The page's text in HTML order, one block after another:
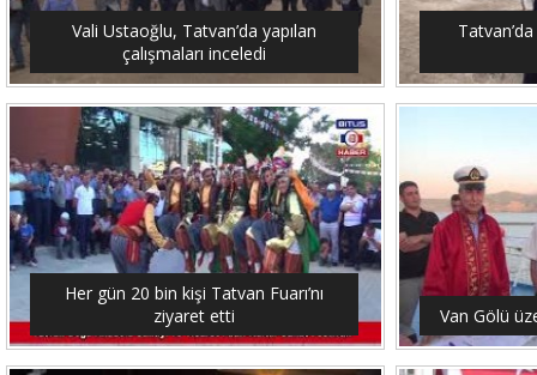
Vali Ustaoğlu, Tatvan’da yapılan
çalışmaları inceledi
Her gün 20 bin kişi Tatvan Fuarı’nı
ziyaret etti
Van Gölü